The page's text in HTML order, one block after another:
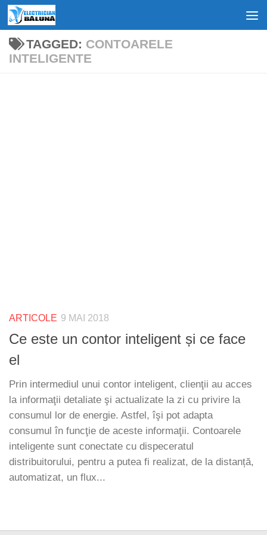
Skip to content
TAGGED: CONTOARELE
INTELIGENTE
ARTICOLE 9 MAI 2018
Ce este un contor inteligent și ce face
el
Prin intermediul unui contor inteligent, clienţii au acces
la informaţii detaliate şi actualizate la zi cu privire la
consumul lor de energie. Astfel, îşi pot adapta
consumul în funcţie de aceste informaţii. Contoarele
inteligente sunt conectate cu dispeceratul
distribuitorului, pentru a putea fi realizat, de la distanță,
automatizat, un flux...